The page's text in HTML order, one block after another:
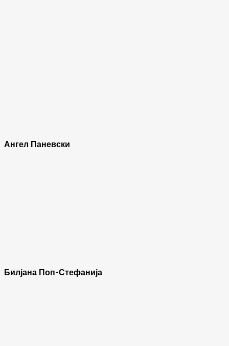
Ангел Паневски
Билјана Поп-Стефанија